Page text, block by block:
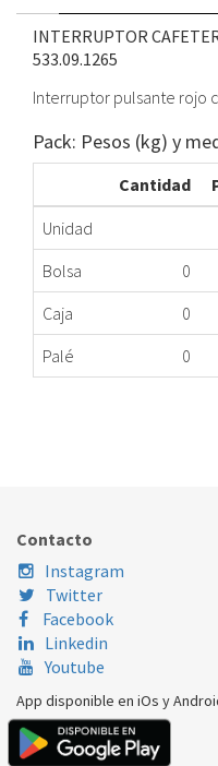
INTERRUPTOR
533.09.1265
Interruptor pulsante rojo
Pack: Pesos (kg) y
Cantidad
Unidad
Bolsa
0
Caja
0
Palé
0
Contacto
Instagram
Twitter
Facebook
Linkedin
Youtube
App disponible en iOs y